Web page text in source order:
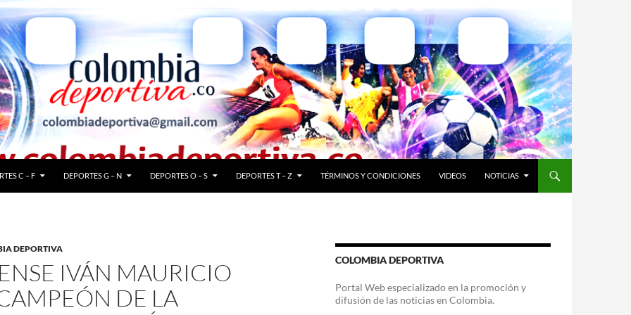
C – F DEPORTES G – N DEPORTES O – S DEPORTES T – Z TÉRMINOS Y CONDICIONES VIDEOS NOTICIAS
DEPORTIVA
IVÁN MAURICIO
DE LA
COLOMBIA DEPORTIVA
Portal Web especializado en la promoción y
difusión de las noticias en Colombia.